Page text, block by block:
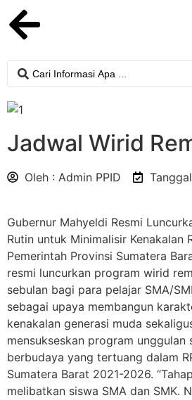
Jadwal Wirid
Oleh : Admin PPID
Gubernur Mahyeldi Resmi
Rutin untuk Minimalisir Kenakalan
Pemerintah Provinsi Sumatera
resmi luncurkan program wirid
sebulan bagi para pelajar SMA/
sebagai upaya membangun
kenakalan generasi muda
mensukseskan program unggulan
berbudaya yang tertuang dalam
Sumatera Barat 2021-2026.
melibatkan siswa SMA dan SMK.